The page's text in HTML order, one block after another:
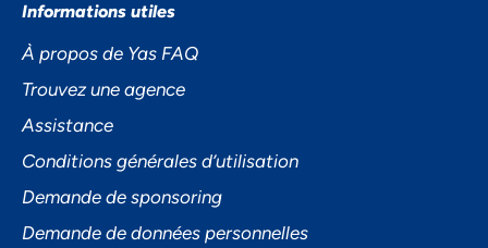
Informations utiles
À propos de Yas FAQ
Trouvez une agence
Assistance
Conditions générales d’utilisation
Demande de sponsoring
Demande de données personnelles
Préférences